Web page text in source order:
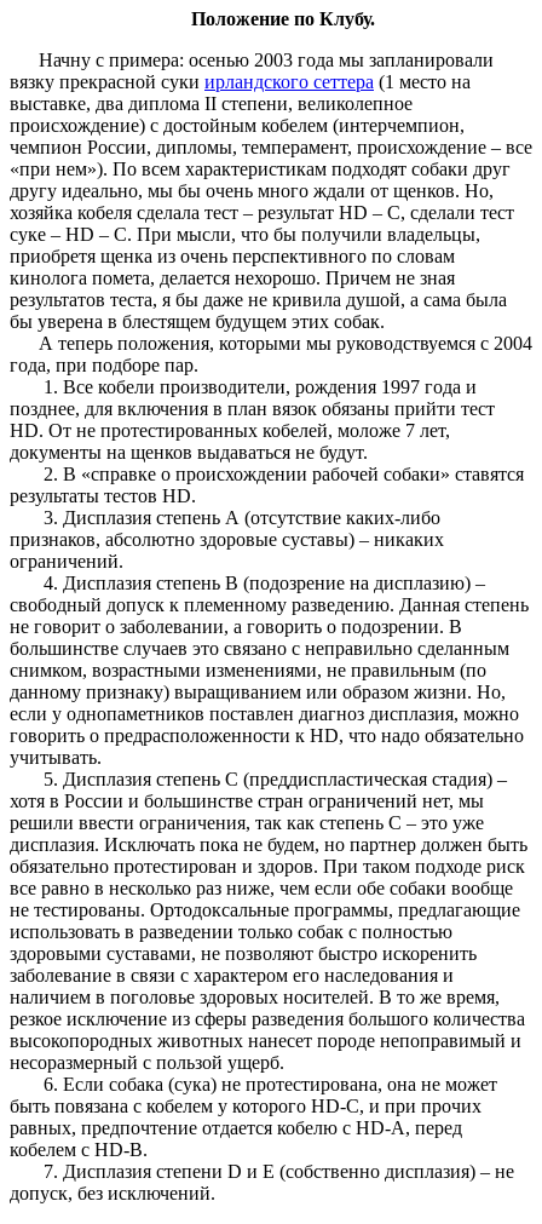
Положение по Клубу.
Начну с примера: осенью 2003 года мы запланировали
вязку прекрасной суки ирландского сеттера (1 место на
выставке, два диплома II степени, великолепное
происхождение) с достойным кобелем (интерчемпион,
чемпион России, дипломы, темперамент, происхождение – все
«при нем»). По всем характеристикам подходят собаки друг
другу идеально, мы бы очень много ждали от щенков. Но,
хозяйка кобеля сделала тест – результат HD – C, сделали тест
суке – HD – C. При мысли, что бы получили владельцы,
приобретя щенка из очень перспективного по словам
кинолога помета, делается нехорошо. Причем не зная
результатов теста, я бы даже не кривила душой, а сама была
бы уверена в блестящем будущем этих собак.
А теперь положения, которыми мы руководствуемся с 2004
года, при подборе пар.
1. Все кобели производители, рождения 1997 года и
позднее, для включения в план вязок обязаны прийти тест
HD. От не протестированных кобелей, моложе 7 лет,
документы на щенков выдаваться не будут.
2. В «справке о происхождении рабочей собаки» ставятся
результаты тестов HD.
3. Дисплазия степень А (отсутствие каких-либо
признаков, абсолютно здоровые суставы) – никаких
ограничений.
4. Дисплазия степень В (подозрение на дисплазию) –
свободный допуск к племенному разведению. Данная степень
не говорит о заболевании, а говорить о подозрении. В
большинстве случаев это связано с неправильно сделанным
снимком, возрастными изменениями, не правильным (по
данному признаку) выращиванием или образом жизни. Но,
если у однопаметников поставлен диагноз дисплазия, можно
говорить о предрасположенности к HD, что надо обязательно
учитывать.
5. Дисплазия степень С (преддиспластическая стадия) –
хотя в России и большинстве стран ограничений нет, мы
решили ввести ограничения, так как степень С – это уже
дисплазия. Исключать пока не будем, но партнер должен быть
обязательно протестирован и здоров. При таком подходе риск
все равно в несколько раз ниже, чем если обе собаки вообще
не тестированы. Ортодоксальные программы, предлагающие
использовать в разведении только собак с полностью
здоровыми суставами, не позволяют быстро искоренить
заболевание в связи с характером его наследования и
наличием в поголовье здоровых носителей. В то же время,
резкое исключение из сферы разведения большого количества
высокопородных животных нанесет породе непоправимый и
несоразмерный с пользой ущерб.
6. Если собака (сука) не протестирована, она не может
быть повязана с кобелем у которого HD-C, и при прочих
равных, предпочтение отдается кобелю с HD-A, перед
кобелем с HD-B.
7. Дисплазия степени D и Е (собственно дисплазия) – не
допуск, без исключений.